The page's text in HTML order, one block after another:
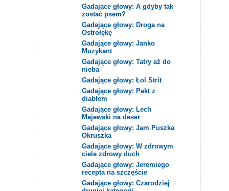
Gadające głowy: A gdyby tak
zostać psem?
Gadające głowy: Droga na
Ostrołękę
Gadające głowy: Janko
Muzykant
Gadające głowy: Tatry aż do
nieba
Gadające głowy: Łol Strit
Gadające głowy: Pakt z
diabłem
Gadające głowy: Lech
Majewski na deser
Gadające głowy: Jam Puszka
Okruszka
Gadające głowy: W zdrowym
ciele zdrowy duch
Gadające głowy: Jeremiego
recepta na szczęście
Gadające głowy: Czarodziej